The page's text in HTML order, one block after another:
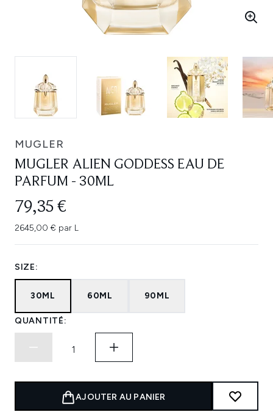
MUGLER
MUGLER ALIEN GODDESS EAU DE
PARFUM - 30ML
79,35 €
2645,00 € par L
SIZE:
30ML 60ML 90ML
QUANTITÉ:
AJOUTER AU PANIER